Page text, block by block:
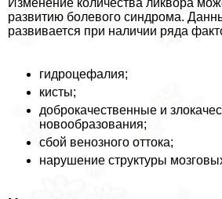
Изменение количества ликвора
развитию болевого синдрома.
развивается при наличии ряда
гидроцефалия;
кисты;
доброкачественные и
новообразования;
сбой венозного оттока;
нарушение структуры